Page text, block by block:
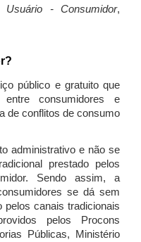
Usuário - Consumidor,
público e gratuito que
consumidores e
de conflitos de consumo
administrativo e não se
prestado pelos
Sendo assim, a
se dá sem
pelos canais tradicionais
pelos Procons
Públicas, Ministério